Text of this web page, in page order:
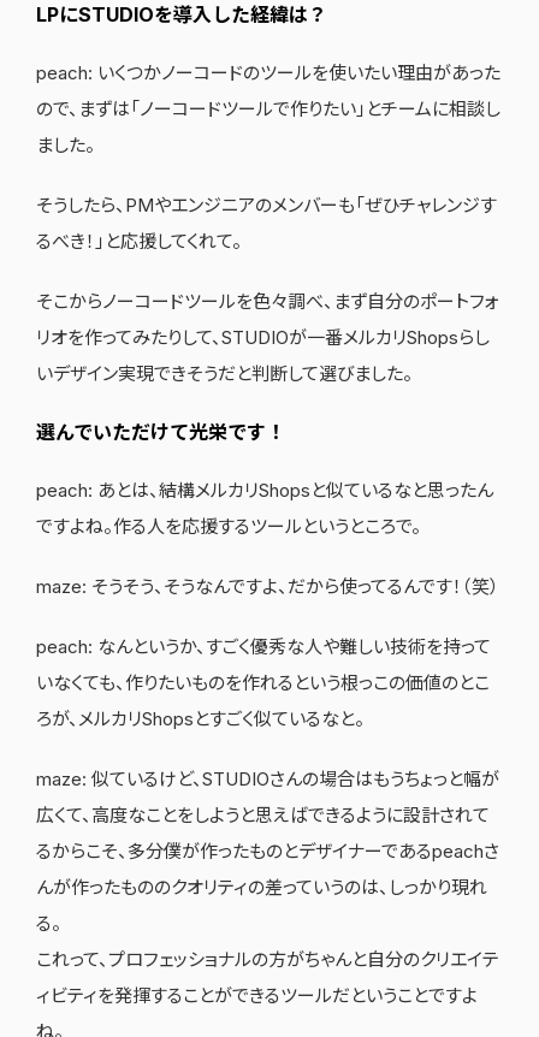
LPにSTUDIOを導入した経緯は？
peach: いくつかノーコードのツールを使いたい理由があった
ので、まずは「ノーコードツールで作りたい」とチームに相談し
ました。
そうしたら、PMやエンジニアのメンバーも「ぜひチャレンジす
るべき！」と応援してくれて。
そこからノーコードツールを色々調べ、まず自分のポートフォ
リオを作ってみたりして、STUDIOが一番メルカリShopsらし
いデザイン実現できそうだと判断して選びました。
選んでいただけて光栄です！
peach: あとは、結構メルカリShopsと似ているなと思ったん
ですよね。作る人を応援するツールというところで。
maze: そうそう、そうなんですよ、だから使ってるんです！（笑）
peach: なんというか、すごく優秀な人や難しい技術を持って
いなくても、作りたいものを作れるという根っこの価値のとこ
ろが、メルカリShopsとすごく似ているなと。
maze: 似ているけど、STUDIOさんの場合はもうちょっと幅が
広くて、高度なことをしようと思えばできるように設計されて
るからこそ、多分僕が作ったものとデザイナーであるpeachさ
んが作ったもののクオリティの差っていうのは、しっかり現れ
る。
これって、プロフェッショナルの方がちゃんと自分のクリエイテ
ィビティを発揮することができるツールだということですよ
ね。